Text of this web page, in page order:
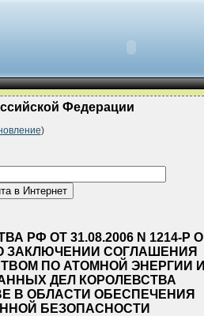
Федерации
)
РФ ОТ 31.08.2006 N 1214-Р О
ЗАКЛЮЧЕНИИ СОГЛАШЕНИЯ
ПО АТОМНОЙ ЭНЕРГИИ И
ДЕЛ КОРОЛЕВСТВА
В ОБЛАСТИ ОБЕСПЕЧЕНИЯ
БЕЗОПАСНОСТИ